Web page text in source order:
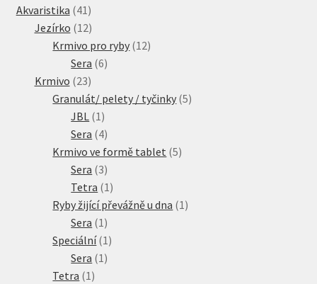
Akvaristika 41 41
produktů
Jezírko 1212
produktů
Krmivo pro ryby 1212
Sera 66
Krmivo 2323
produktů
Granulát/ pelety / tyčinky 55
JBL 1 1
produkt
Sera 44
produkty
Krmivo ve formě tablet 55
Sera 33
produkty
Tetra 1 1
produkt
Ryby žijící převážně u dna 1 1
Sera 1 1
produkt
Speciální 1 1
Sera 1 1
Tetra 1 1